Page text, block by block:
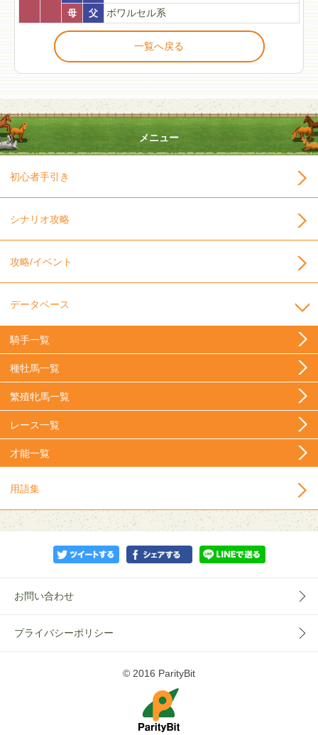
母
父 ボワルセル系
一覧へ戻る
メニュー
初心者手引き
シナリオ攻略
攻略/イベント
データベース
騎手一覧
種牡馬一覧
繁殖牝馬一覧
レース一覧
才能一覧
用語集
お問い合わせ
プライバシーポリシー
© 2016 ParityBit